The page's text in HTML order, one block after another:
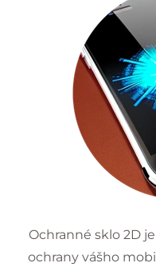
Ochranné sklo 2D
ochrany vášho